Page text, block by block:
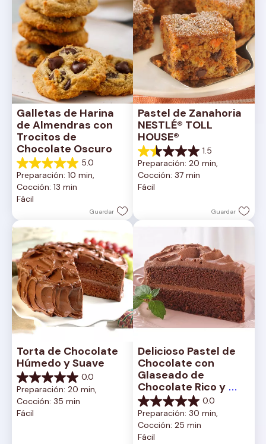
Galletas de Harina
de Almendras con
Trocitos de
Chocolate Oscuro
5.0
5.0
de
5
estrellas.
reseña
Preparación: 10 min,
Cocción: 13 min
Fácil
Guardar
Pastel de Zanahoria
NESTLÉ® TOLL
HOUSE®
1.5
1.5
de
5
estrellas.
Preparación: 20 min,
Cocción: 37 min
Fácil
Guardar
Torta de Chocolate
Húmedo y Suave
0.0
0.0
de
5
estrellas.
Preparación: 20 min,
Cocción: 35 min
Fácil
Delicioso Pastel de
Chocolate con
Glaseado de
Chocolate Rico y
Cremoso
0.0
0.0
de
5
estrellas.
Preparación: 30 min,
Cocción: 25 min
Fácil